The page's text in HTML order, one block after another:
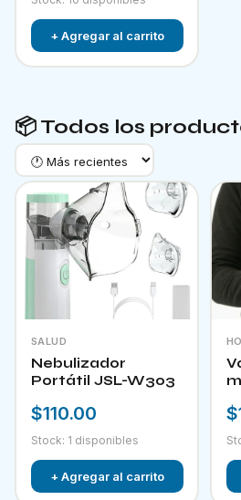
+ Agregar al carrito
📦 Todos los
SALUD
Nebulizador
Portátil JSL-W303
$110.00
Stock: 1 disponibles
+ Agregar al carrito